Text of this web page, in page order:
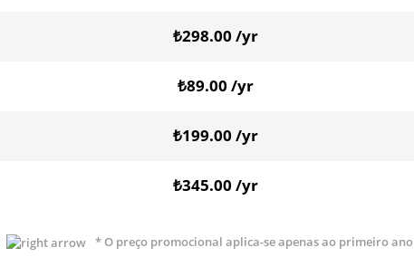
₺298.00 /yr
₺89.00 /yr
₺199.00 /yr
₺345.00 /yr
* O preço promocional aplica-se apenas ao primeiro ano